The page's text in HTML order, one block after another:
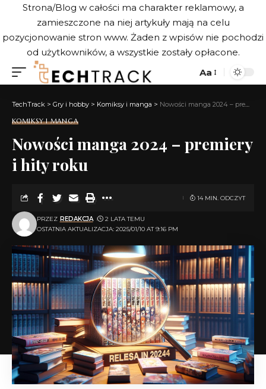
Strona/Blog w całości ma charakter reklamowy, a
zamieszczone na niej artykuły mają na celu
pozycjonowanie stron www. Żaden z wpisów nie pochodzi
od użytkowników, a wszystkie zostały opłacone.
Aa
TechTrack > Gry i hobby > Komiksy i manga > Nowości manga 2024 – premiery i hity roku
KOMIKSY I MANGA
Nowości manga 2024 – premiery
i hity roku
OSTATNIA AKTUALIZACJA: 2025/01/10 AT 9:16 PM
PRZEZ REDAKCJA 2 LATA TEMU
14 MIN. ODCZYT